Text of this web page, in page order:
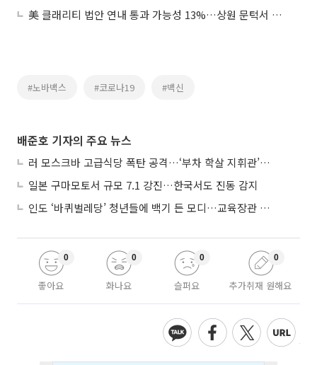
美 클래리티 법안 연내 통과 가능성 13%…상원 문턱서 제동
#노바백스 #코로나19 #백신
배준호 기자의 주요 뉴스
러 모스크바 고급식당 폭탄 공격…‘부차 학살 지휘관’ 노렸나
일본 구마모토서 규모 7.1 강진…한국서도 진동 감지
인도 ‘바퀴벌레당’ 청년들에 백기 든 모디…교육장관 사퇴
좋아요
0
화나요
0
슬퍼요
0
추가취재 원해요
0